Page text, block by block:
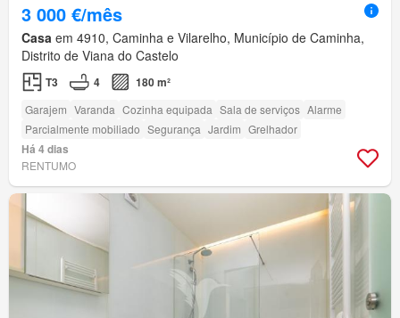
3 000 €/mês
Casa em 4910, Caminha e Vilarelho, Município de Caminha,
Distrito de Viana do Castelo
T3 4 180 m²
Garajem Varanda Cozinha equipada Sala de serviços Alarme
Parcialmente mobiliado Segurança Jardim Grelhador
Há 4 dias
RENTUMO